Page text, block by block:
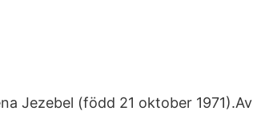
Jezebel (född 21 oktober 1971).Av